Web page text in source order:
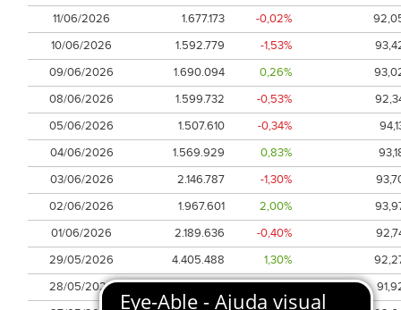
11/06/2026
1.677.173 -0,02%
10/06/2026
1.592.779 -1,53%
09/06/2026
1.690.094 0,26%
08/06/2026
1.599.732 -0,53%
05/06/2026
1.507.610 -0,34%
04/06/2026
1.569.929 0,83%
03/06/2026
2.146.787 -1,30%
02/06/2026
1.967.601 2,00%
01/06/2026
2.189.636 -0,40%
29/05/2026
4.405.488 1,30%
28/05/2026
1.691.191 -0,59%